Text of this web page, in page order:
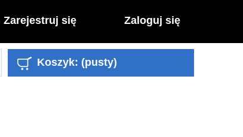
Zarejestruj się Zaloguj się
Koszyk: (pusty)